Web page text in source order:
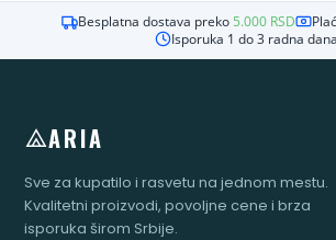
Besplatna dostava preko 5.000 RSD
Isporuka 1 do 3 radna dana
ARIA
Sve za kupatilo i rasvetu na jednom mestu.
Kvalitetni proizvodi, povoljne cene i brza
isporuka širom Srbije.